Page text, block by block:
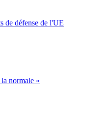
de défense de l'UE
normale »